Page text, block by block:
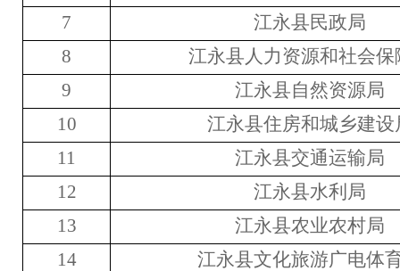
7
江永县民政局
8
江永县人力资源和社会保
9
江永县自然资源局
10
江永县住房和城乡建设
11
江永县交通运输局
12
江永县水利局
13 江永县农业农村局
14 江永县文化旅游广电体